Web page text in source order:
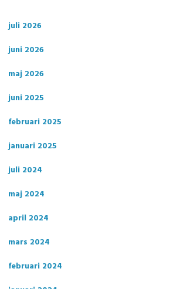
juli 2026
juni 2026
maj 2026
juni 2025
februari 2025
januari 2025
juli 2024
maj 2024
april 2024
mars 2024
februari 2024